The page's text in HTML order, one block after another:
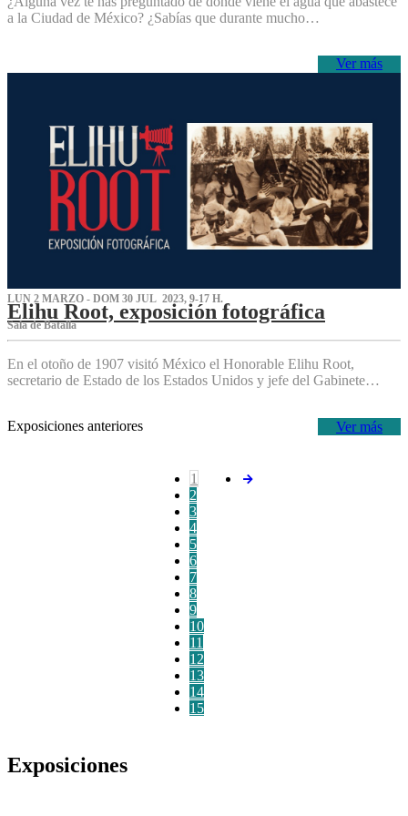
a la Ciudad de México? ¿Sabías que durante mucho…
Ver más
LUN 2 MARZO - DOM 30 JUL 2023, 9-17 H.
Elihu Root, exposición fotográfica
Sala de Batalla
En el otoño de 1907 visitó México el Honorable Elihu Root,
secretario de Estado de los Estados Unidos y jefe del Gabinete…
Ver más
Exposiciones anteriores
1
2
3
4
5
6
7
8
9
10
11
12
13
14
15
Exposiciones